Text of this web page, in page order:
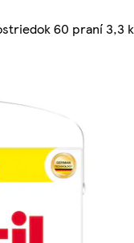
60 praní 3,3